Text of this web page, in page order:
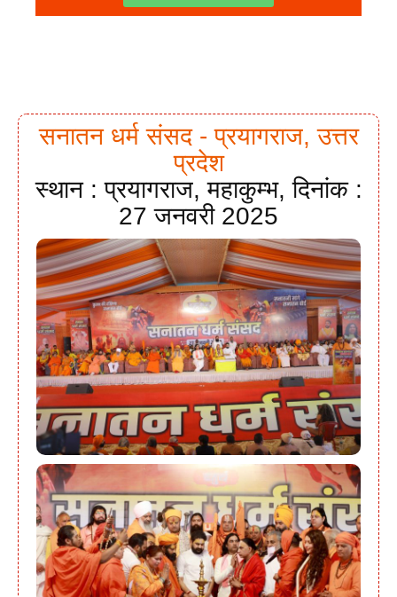
सनातन धर्म संसद - प्रयागराज, उत्तर
प्रदेश
स्थान : प्रयागराज, महाकुम्भ, दिनांक :
27 जनवरी 2025